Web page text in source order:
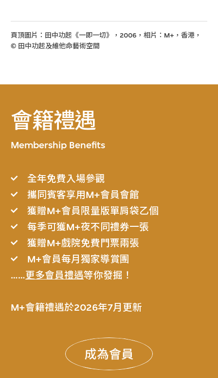
頁頂圖片：田中功起《一即一切》，2006，相片：M+，香港，
© 田中功起及維他命藝術空間
會籍禮遇
Membership Benefits
全年免費入場參觀
攜同賓客享用M+會員會館
獲贈M+會員限量版單肩袋乙個
每季可獲M+夜不同禮券一張
獲贈M+戲院免費門票兩張
M+會員每月獨家導賞團
……更多會員禮遇等你發掘！
M+會籍禮遇於2026年7月更新
成為會員